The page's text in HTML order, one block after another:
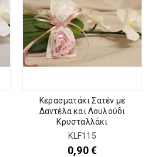
Κερασματάκι Σατέν με
Δαντέλα και Λουλούδι
Κρυσταλλάκι
KLF115
0,90€